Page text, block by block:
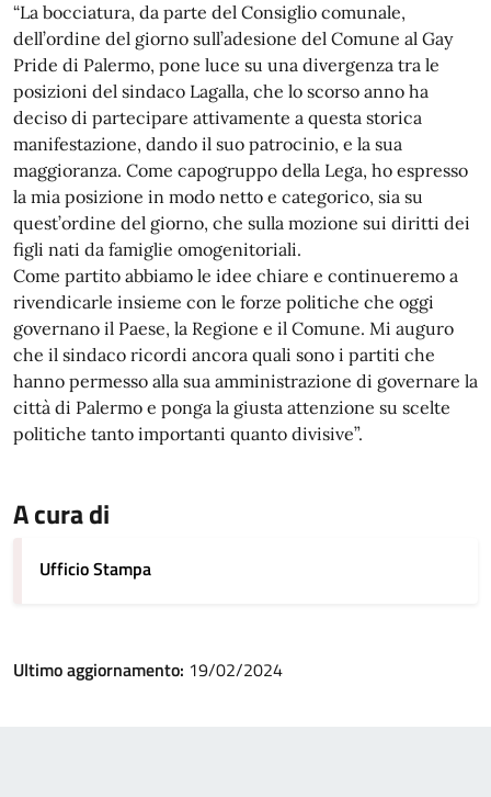
“La bocciatura, da parte del Consiglio comunale,
dell’ordine del giorno sull’adesione del Comune al Gay
Pride di Palermo, pone luce su una divergenza tra le
posizioni del sindaco Lagalla, che lo scorso anno ha
deciso di partecipare attivamente a questa storica
manifestazione, dando il suo patrocinio, e la sua
maggioranza. Come capogruppo della Lega, ho espresso
la mia posizione in modo netto e categorico, sia su
quest’ordine del giorno, che sulla mozione sui diritti dei
figli nati da famiglie omogenitoriali.
Come partito abbiamo le idee chiare e continueremo a
rivendicarle insieme con le forze politiche che oggi
governano il Paese, la Regione e il Comune. Mi auguro
che il sindaco ricordi ancora quali sono i partiti che
hanno permesso alla sua amministrazione di governare la
città di Palermo e ponga la giusta attenzione su scelte
politiche tanto importanti quanto divisive”.
A cura di
Ufficio Stampa
Ultimo aggiornamento: 19/02/2024